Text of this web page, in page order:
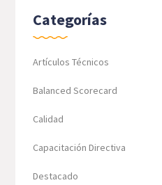
Categorías
Artículos Técnicos
Balanced Scorecard
Calidad
Capacitación Directiva
Destacado